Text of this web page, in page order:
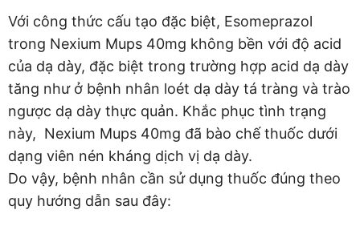
Với công thức cấu tạo đặc biệt, Esomeprazol
trong Nexium Mups 40mg không bền với độ acid
của dạ dày, đặc biệt trong trường hợp acid dạ dày
tăng như ở bệnh nhân loét dạ dày tá tràng và trào
ngược dạ dày thực quản. Khắc phục tình trạng
này, Nexium Mups 40mg đã bào chế thuốc dưới
dạng viên nén kháng dịch vị dạ dày.
Do vậy, bệnh nhân cần sử dụng thuốc đúng theo
quy hướng dẫn sau đây: